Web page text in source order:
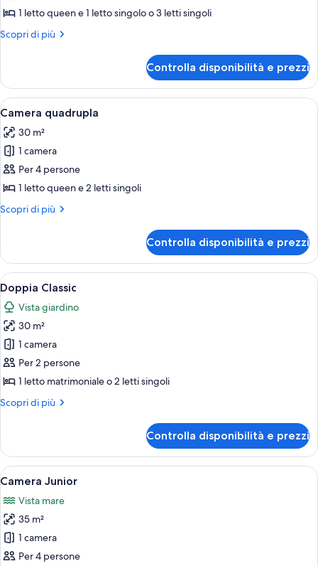
Camera
tripla
1 letto queen e 1 letto singolo o 3 letti singoli
Scopri di più
Altri
tripla
Controlla disponibilità e prezzi
Apri
tutte
le
foto
per
Camera
quadrupla
Una camera da letto con un letto,
6
Camera quadrupla
30 m²
1 camera
Per 4 persone
1 letto queen e 2 letti singoli
Scopri di più
Altri
quadrupla
Controlla disponibilità e prezzi
Apri
tutte
le
foto
per
Doppia
Classic
Un letto rifatto con lenzuola bianche
6
Doppia Classic
Vista giardino
30 m²
1 camera
Per 2 persone
1 letto matrimoniale o 2 letti singoli
Scopri di più
Altri
Classic
Controlla disponibilità e prezzi
Apri
tutte
le
foto
per
Camera
Una camera d'albergo con un letto,
7
Camera Junior
Vista mare
35 m²
1 camera
Per 4 persone